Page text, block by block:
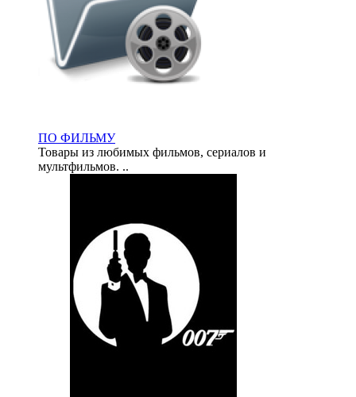
ПО ФИЛЬМУ
Товары из любимых фильмов, сериалов и
мультфильмов. ..